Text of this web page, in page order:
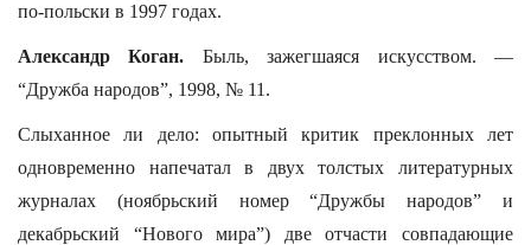
по-польски в 1997 годах.
Александр Коган. Быль, зажегшаяся искусством. —
“Дружба народов”, 1998, № 11.
Слыханное ли дело: опытный критик преклонных лет
одновременно напечатал в двух толстых литературных
журналах (ноябрьский номер “Дружбы народов” и
декабрьский “Нового мира”) две отчасти совпадающие